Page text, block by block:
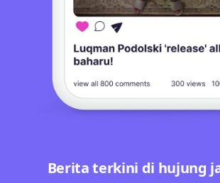
Berita terkini di hujung